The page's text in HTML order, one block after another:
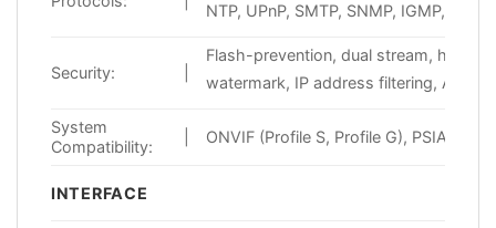
NTP, UPnP, SMTP, SNMP, IGMP,
Security:
Flash-prevention, dual stream,
watermark, IP address filtering,
System
Compatibility:
ONVIF (Profile S, Profile G), PSIA, CGI,
INTERFACE